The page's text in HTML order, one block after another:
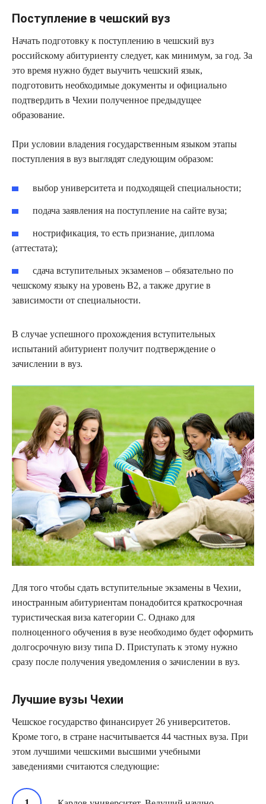
Поступление в чешский вуз
Начать подготовку к поступлению в чешский вуз
российскому абитуриенту следует, как минимум, за год. За
это время нужно будет выучить чешский язык,
подготовить необходимые документы и официально
подтвердить в Чехии полученное предыдущее
образование.
При условии владения государственным языком этапы
поступления в вуз выглядят следующим образом:
выбор университета и подходящей специальности;
подача заявления на поступление на сайте вуза;
нострификация, то есть признание, диплома
(аттестата);
сдача вступительных экзаменов – обязательно по
чешскому языку на уровень В2, а также другие в
зависимости от специальности.
В случае успешного прохождения вступительных
испытаний абитуриент получит подтверждение о
зачислении в вуз.
Для того чтобы сдать вступительные экзамены в Чехии,
иностранным абитуриентам понадобится краткосрочная
туристическая виза категории С. Однако для
полноценного обучения в вузе необходимо будет оформить
долгосрочную визу типа D. Приступать к этому нужно
сразу после получения уведомления о зачислении в вуз.
Лучшие вузы Чехии
Чешское государство финансирует 26 университетов.
Кроме того, в стране насчитывается 44 частных вуза. При
этом лучшими чешскими высшими учебными
заведениями считаются следующие: